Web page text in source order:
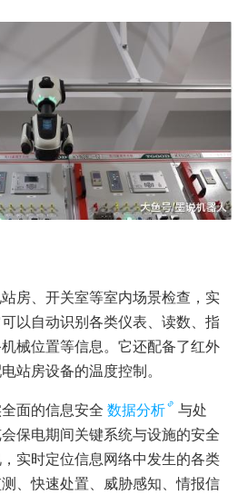
房、开关室等室内场景检查，实
以自动识别各类仪表、读数、指
械位置等信息。它还配备了红外
站房设备的温度控制。
面的信息安全 数据分析
与处
保电期间关键系统与设施的安全
实时定位信息网络中发生的各类
、快速处置、威胁感知、情报信